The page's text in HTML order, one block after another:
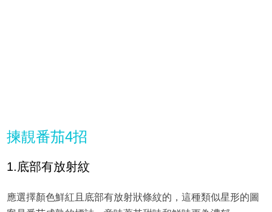
揀靚番茄4招
1.底部有放射紋
應選擇顏色鮮紅且底部有放射狀條紋的，這種類似星形的圖